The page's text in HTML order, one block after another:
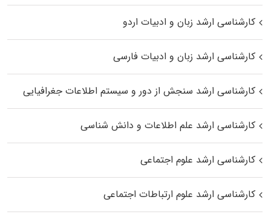
کارشناسی ارشد زبان و ادبیات اردو
کارشناسی ارشد زبان و ادبیات فارسی
کارشناسی ارشد سنجش از دور و سیستم اطلاعات جغرافیایی
کارشناسی ارشد علم اطلاعات و دانش شناسی
کارشناسی ارشد علوم اجتماعی
کارشناسی ارشد علوم ارتباطات اجتماعی